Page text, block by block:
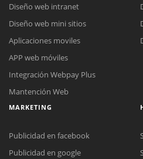
Diseño web intranet
Diseño web mini sitios
Aplicaciones moviles
APP web móviles
Integración Webpay Plus
Mantención Web
MARKETING
Publicidad en facebook
Publicidad en google